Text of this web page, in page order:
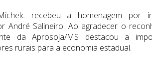
recebeu a homenagem por
André Salineiro. Ao agradecer o
da Aprosoja/MS destacou a
rurais para a economia estadual.